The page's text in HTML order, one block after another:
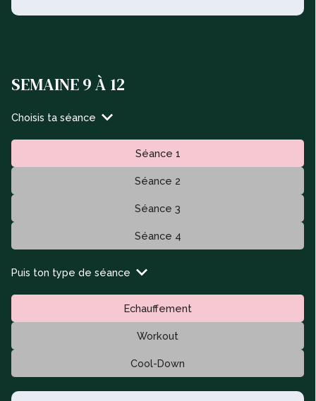
SEMAINE 9 À 12
Choisis ta séance
Séance 1
Séance 2
Séance 3
Séance 4
Puis ton type de séance
Echauffement
Workout
Cool-Down